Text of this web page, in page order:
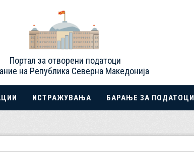
Портал за отворени податоци
на Република Северна Македонија
ИСТРАЖУВАЊА БАРАЊЕ ЗА ПОДАТОЦИ